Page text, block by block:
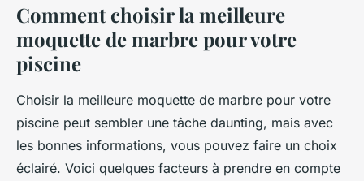
Comment choisir la meilleure
moquette de marbre pour votre
piscine
Choisir la meilleure moquette de marbre pour votre
piscine peut sembler une tâche daunting, mais avec
les bonnes informations, vous pouvez faire un choix
éclairé. Voici quelques facteurs à prendre en compte